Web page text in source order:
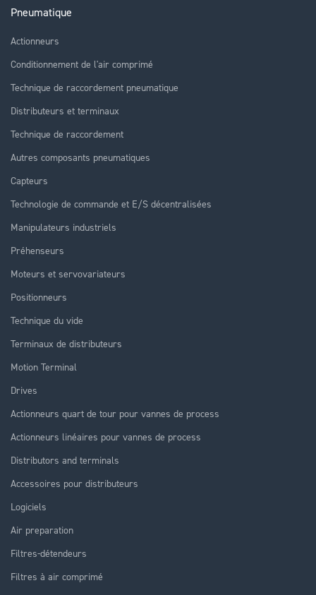
Pneumatique
Actionneurs
Conditionnement de l'air comprimé
Technique de raccordement pneumatique
Distributeurs et terminaux
Technique de raccordement
Autres composants pneumatiques
Capteurs
Technologie de commande et E/S décentralisées
Manipulateurs industriels
Préhenseurs
Moteurs et servovariateurs
Positionneurs
Technique du vide
Terminaux de distributeurs
Motion Terminal
Drives
Actionneurs quart de tour pour vannes de process
Actionneurs linéaires pour vannes de process
Distributors and terminals
Accessoires pour distributeurs
Logiciels
Air preparation
Filtres-détendeurs
Filtres à air comprimé